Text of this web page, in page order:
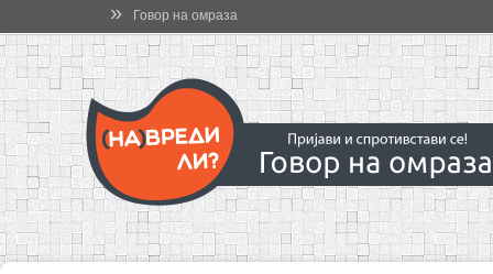
» Говор на омраза